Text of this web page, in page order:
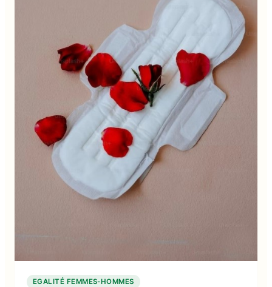
EGALITÉ FEMMES-HOMMES